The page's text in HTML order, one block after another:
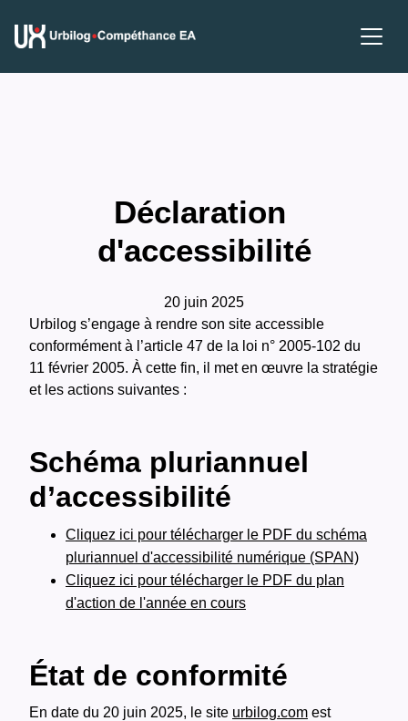
Déclaration
d'accessibilité
20 juin 2025
Urbilog s’engage à rendre son site accessible
conformément à l’article 47 de la loi n° 2005-102 du
11 février 2005. À cette fin, il met en œuvre la stratégie
et les actions suivantes :
Schéma pluriannuel
d’accessibilité
Cliquez ici pour télécharger le PDF du schéma
pluriannuel d'accessibilité numérique (SPAN)
Cliquez ici pour télécharger le PDF du plan
d'action de l'année en cours
État de conformité
En date du 20 juin 2025, le site urbilog.com est